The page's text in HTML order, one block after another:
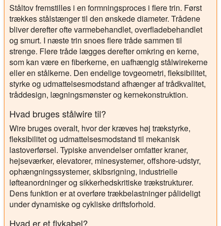
Ståltov fremstilles i en formningsproces i flere trin. Først
trækkes stålstænger til den ønskede diameter. Trådene
bliver derefter ofte varmebehandlet, overfladebehandlet
og smurt. I næste trin snoes flere tråde sammen til
strenge. Flere tråde lægges derefter omkring en kerne,
som kan være en fiberkerne, en uafhængig stålwirekerne
eller en stålkerne. Den endelige tovgeometri, fleksibilitet,
styrke og udmattelsesmodstand afhænger af trådkvalitet,
tråddesign, lægningsmønster og kernekonstruktion.
Hvad bruges stålwire til?
Wire bruges overalt, hvor der kræves høj trækstyrke,
fleksibilitet og udmattelsesmodstand til mekanisk
lastoverførsel. Typiske anvendelser omfatter kraner,
hejseværker, elevatorer, minesystemer, offshore-udstyr,
ophængningssystemer, skibsrigning, industrielle
løfteanordninger og sikkerhedskritiske trækstrukturer.
Dens funktion er at overføre trækbelastninger pålideligt
under dynamiske og cykliske driftsforhold.
Hvad er et flykabel?